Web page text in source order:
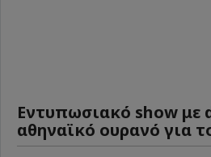
Εντυπωσιακό show με
αθηναϊκό ουρανό για